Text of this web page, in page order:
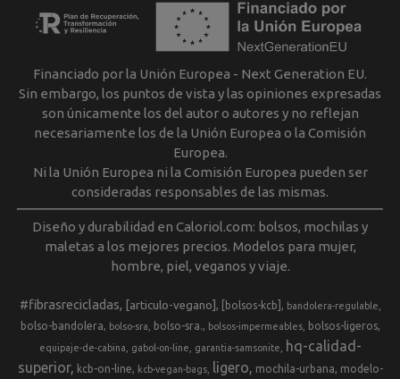
Financiado por la Unión Europea - Next Generation EU.
Sin embargo, los puntos de vista y las opiniones expresadas
son únicamente los del autor o autores y no reflejan
necesariamente los de la Unión Europea o la Comisión
Europea.
Ni la Unión Europea ni la Comisión Europea pueden ser
consideradas responsables de las mismas.
Diseño y durabilidad en Caloriol.com: bolsos, mochilas y
maletas a los mejores precios. Modelos para mujer,
hombre, piel, veganos y viaje.
#fibrasrecicladas [articulo-vegano] [bolsos-kcb] bandolera-regulable
bolso-bandolera bolso-sra bolso-sra. bolsos-impermeables bolsos-ligeros
equipaje-de-cabina gabol-on-line garantia-samsonite
hq-calidad-
superior
kcb-on-line kcb-vegan-bags ligero mochila-urbana
modelo-